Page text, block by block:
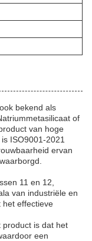
bekend als
of
van hoge
ISO9001-2021
ervan
11 en 12,
van industriële en
het effectieve
product is dat het
een